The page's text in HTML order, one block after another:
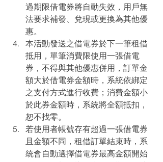
過期限借電券將自動失效，用戶無
法要求補發、兌現或更換為其他優
惠。
本活動發送之借電券於下一筆租借
抵用， 單筆消費限使用一張借電
券，不得與其他優惠併用，訂單金
額大於借電券金額時，系統依綁定
之支付方式進行收費；消費金額小
於此券金額時，系統將全額抵扣，
恕不找零。
若使用者帳號存有超過一張借電券
且金額不同， 租借訂單結束時，系
統會自動選擇借電券最高金額開始